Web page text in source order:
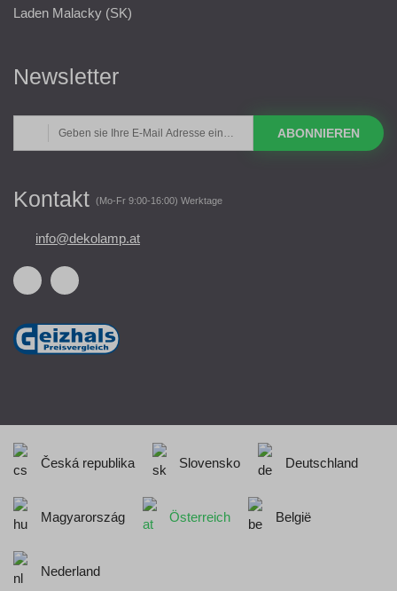
Laden Malacky (SK)
Newsletter
ABONNIEREN
Kontakt (Mo-Fr 9:00-16:00) Werktage
info@dekolamp.at
Česká republika Slovensko Deutschland
Magyarország Österreich België
Nederland